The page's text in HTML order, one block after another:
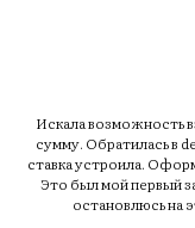
Искала возможность
сумму. Обратилась в
ставка устроила.
Это был мой первый
остановлюсь на